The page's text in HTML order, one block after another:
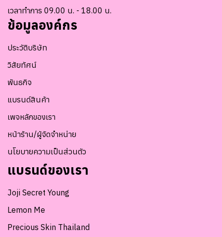
เวลาทำการ 09.00 น. - 18.00 น.
ข้อมูลองค์กร
ประวัติบริษัท
วิสัยทัศน์
พันธกิจ
แบรนด์สินค้า
เพจหลักของเรา
หน้าร้าน/ผู้จัดจำหน่าย
นโยบายความเป็นส่วนตัว
แบรนด์ของเรา
Joji Secret Young
Lemon Me
Precious Skin Thailand